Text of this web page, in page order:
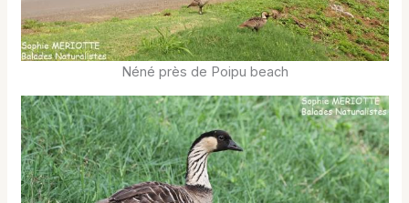
Néné près de Poipu beach